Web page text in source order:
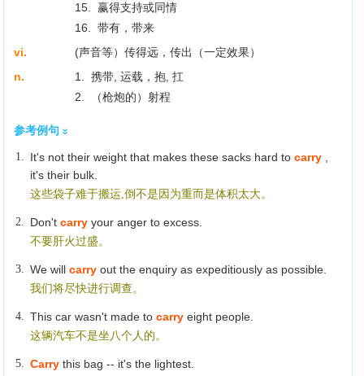
15. 赢得支持或同情
16. 带有，带来
vi.
(声音等）传得远，传出（一定效果）
n.
1. 携带, 运载，抱, 扛
2. （枪炮的）射程
参考例句
1. It's not their weight that makes these sacks hard to carry
it's their bulk.
这些袋子难于搬运,倒不是因为重而是体积太大。
2. Don't carryyour anger to excess.
不要肝火过盛。
3. We will carryout the enquiry as expeditiously as possible.
我们将尽快进行调查。
4. This car wasn't made to carryeight people.
这辆汽车不是坐八个人的。
5. Carrythis bag -- it's the lightest.